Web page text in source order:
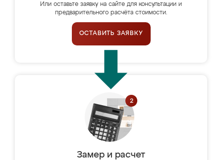
Или оставьте заявку на сайте для консультации и
предварительного расчёта стоимости.
ОСТАВИТЬ ЗАЯВКУ
Замер и расчет